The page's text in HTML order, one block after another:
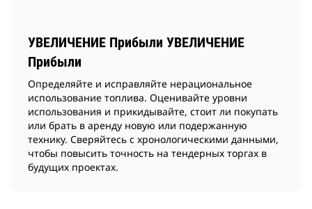
УВЕЛИЧЕНИЕ Прибыли УВЕЛИЧЕНИЕ
Прибыли
Определяйте и исправляйте нерациональное
использование топлива. Оценивайте уровни
использования и прикидывайте, стоит ли покупать
или брать в аренду новую или подержанную
технику. Сверяйтесь с хронологическими данными,
чтобы повысить точность на тендерных торгах в
будущих проектах.